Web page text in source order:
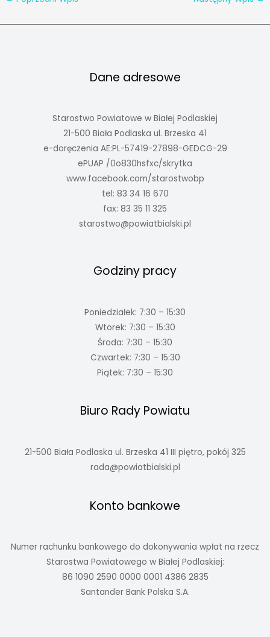
Dane adresowe
Starostwo Powiatowe w Białej Podlaskiej
21-500 Biała Podlaska ul. Brzeska 41
e-doręczenia AE:PL-57419-27898-GEDCG-29
ePUAP /0o830hsfxc/skrytka
www.facebook.com/starostwobp
tel: 83 34 16 670
fax: 83 35 11 325
starostwo@powiatbialski.pl
Godziny pracy
Poniedziałek: 7:30 – 15:30
Wtorek: 7:30 – 15:30
Środa: 7:30 – 15:30
Czwartek: 7:30 – 15:30
Piątek: 7:30 – 15:30
Biuro Rady Powiatu
21-500 Biała Podlaska ul. Brzeska 41 III piętro, pokój 325
rada@powiatbialski.pl
Konto bankowe
Numer rachunku bankowego do dokonywania wpłat na rzecz
Starostwa Powiatowego w Białej Podlaskiej:
86 1090 2590 0000 0001 4386 2835
Santander Bank Polska S.A.